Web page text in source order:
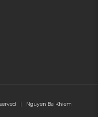
| Nguyen Ba Khiem